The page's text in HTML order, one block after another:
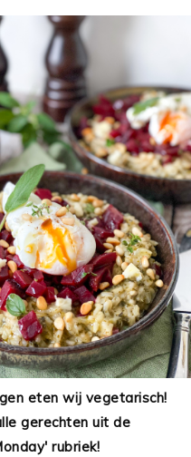
eten wij vegetarisch!
gerechten uit de
rubriek!